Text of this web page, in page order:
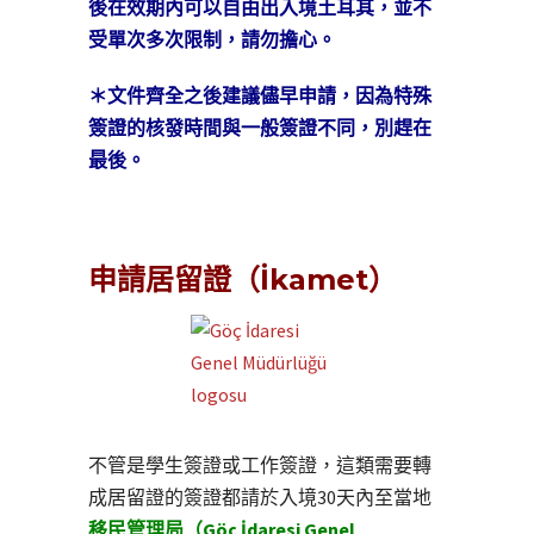
後在效期內可以自由出入境土耳其，並不
受單次多次限制，請勿擔心。
＊文件齊全之後建議儘早申請，因為特殊
簽證的核發時間與一般簽證不同，別趕在
最後。
申請居留證（İkamet）
不管是學生簽證或工作簽證，這類需要轉
成居留證的簽證都請於入境30天內至當地
移民管理局（Göç İdaresi Genel